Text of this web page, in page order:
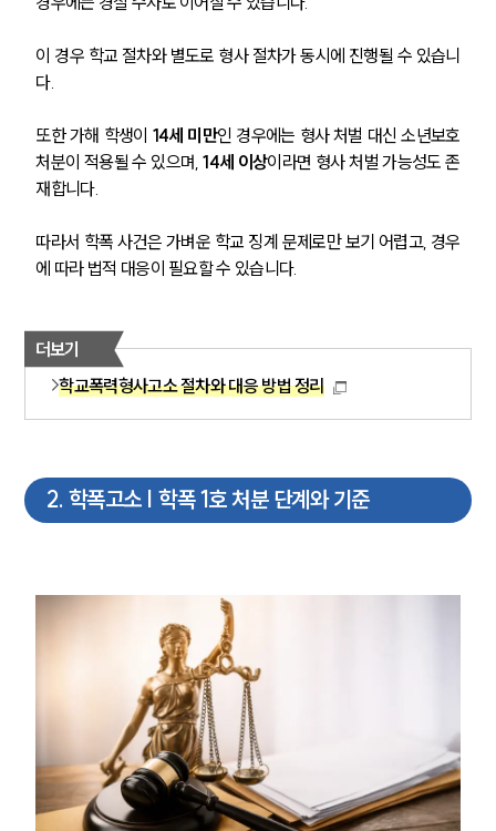
이 경우 학교 절차와 별도로 형사 절차가 동시에 진행될 수 있습니
다.
또한 가해 학생이 14세 미만인 경우에는 형사 처벌 대신 소년보호
처분이 적용될 수 있으며, 14세 이상이라면 형사 처벌 가능성도 존
재합니다.
따라서 학폭 사건은 가벼운 학교 징계 문제로만 보기 어렵고, 경우
에 따라 법적 대응이 필요할 수 있습니다.
더보기
학교폭력형사고소 절차와 대응 방법 정리
2. 학폭고소 | 학폭 1호 처분 단계와 기준